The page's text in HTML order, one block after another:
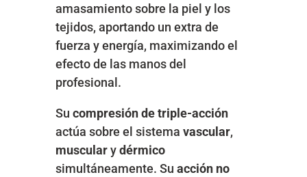
amasamiento sobre la piel y los
tejidos, aportando un extra de
fuerza y energía, maximizando el
efecto de las manos del
profesional.
Su compresión de triple-acción
actúa sobre el sistema vascular,
muscularydérmico
simultáneamente. Su acción no